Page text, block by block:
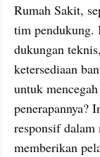
Rumah Sakit,
tim pendukung.
dukungan
ketersediaan
untuk
penerapannya?
responsif dalam
memberikan